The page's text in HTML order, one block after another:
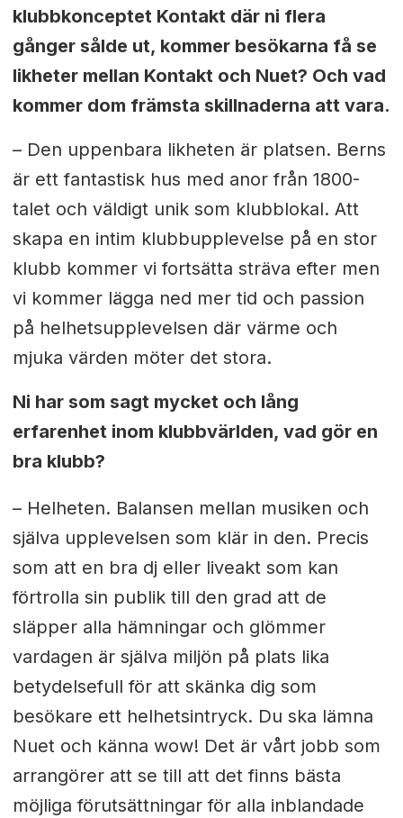
klubbkonceptet Kontakt där ni flera
gånger sålde ut, kommer besökarna få se
likheter mellan Kontakt och Nuet? Och vad
kommer dom främsta skillnaderna att vara.
– Den uppenbara likheten är platsen. Berns
är ett fantastisk hus med anor från 1800-
talet och väldigt unik som klubblokal. Att
skapa en intim klubbupplevelse på en stor
klubb kommer vi fortsätta sträva efter men
vi kommer lägga ned mer tid och passion
på helhetsupplevelsen där värme och
mjuka värden möter det stora.
Ni har som sagt mycket och lång
erfarenhet inom klubbvärlden, vad gör en
bra klubb?
– Helheten. Balansen mellan musiken och
själva upplevelsen som klär in den. Precis
som att en bra dj eller liveakt som kan
förtrolla sin publik till den grad att de
släpper alla hämningar och glömmer
vardagen är själva miljön på plats lika
betydelsefull för att skänka dig som
besökare ett helhetsintryck. Du ska lämna
Nuet och känna wow! Det är vårt jobb som
arrangörer att se till att det finns bästa
möjliga förutsättningar för alla inblandade